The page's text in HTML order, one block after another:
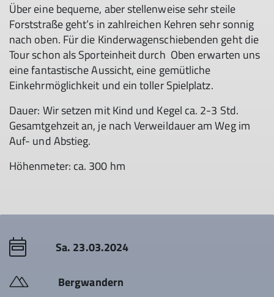
Über eine bequeme, aber stellenweise sehr steile
Forststraße geht’s in zahlreichen Kehren sehr sonnig
nach oben. Für die Kinderwagenschiebenden geht die
Tour schon als Sporteinheit durch Oben erwarten uns
eine fantastische Aussicht, eine gemütliche
Einkehrmöglichkeit und ein toller Spielplatz.
Dauer: Wir setzen mit Kind und Kegel ca. 2-3 Std.
Gesamtgehzeit an, je nach Verweildauer am Weg im
Auf- und Abstieg.
Höhenmeter: ca. 300 hm
Sa. 23.03.2024
Bergwandern